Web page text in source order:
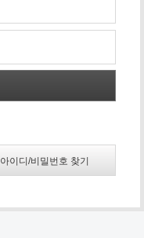
아이디/비밀번호 찾기